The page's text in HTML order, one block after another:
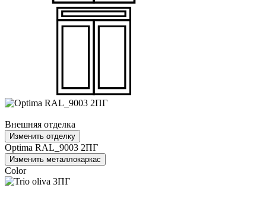
Внешняя отделка
Изменить отделку
Optima RAL_9003 2ПГ
Изменить металлокаркас
Color